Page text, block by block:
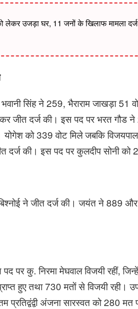
लेकर उजड़ा घर, 11 जनों के खिलाफ मामला
सिंह ने 259, भैराराम जाखड़ा 51
जीत दर्ज की। इस पद पर भरत गौड
योगेश को 339 वोट मिले जबकि
दर्ज की। इस पद पर कुलदीप सोनी को
ने जीत दर्ज की। जयंत ने 889
पद पर कु. निरमा मेघवाल विजयी रहीं,
हुए तथा 730 मतों से विजयी रही।
अंजना सारस्वत को 280 मत